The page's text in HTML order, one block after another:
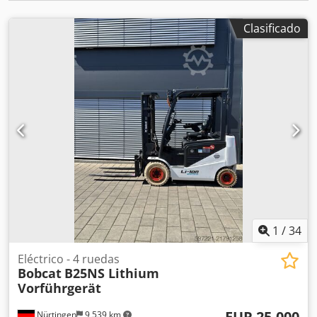
Clasificado
1 /34
Nürtingen 9,539 km
Eléctrico - 4 ruedas
Bobcat B25NS Lithium
Vorführgerät